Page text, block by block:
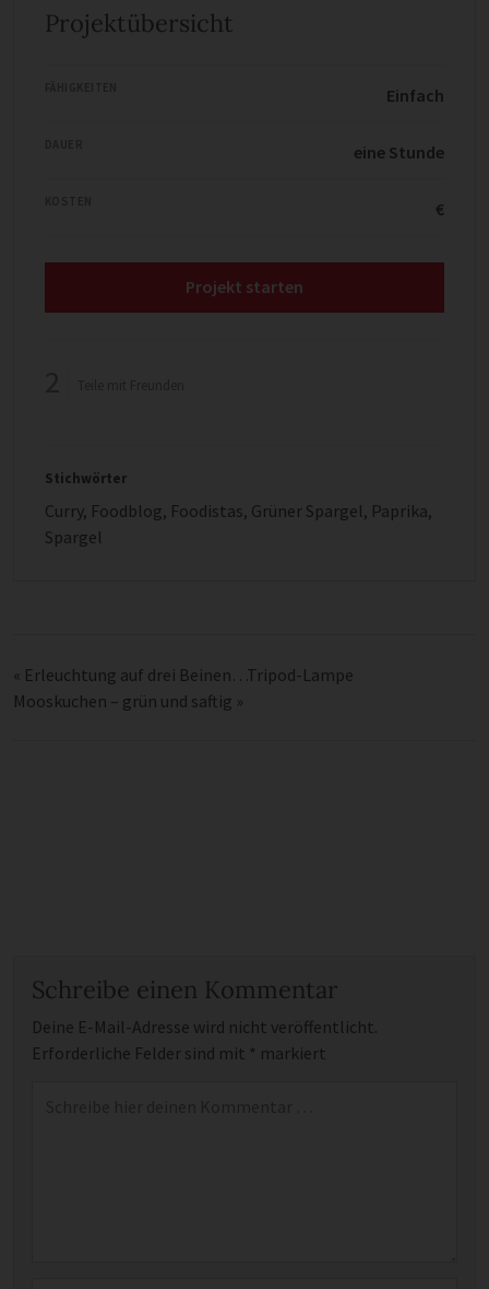
Projektübersicht
Einfach
eine Stunde
€
Projekt starten
Stichwörter
Curry, Foodblog, Foodistas, Grüner Spargel, Paprika,
Spargel
« Erleuchtung auf drei Beinen…Tripod-Lampe
Mooskuchen – grün und saftig »
Schreibe einen Kommentar
Deine E-Mail-Adresse wird nicht veröffentlicht.
Erforderliche Felder sind mit * markiert